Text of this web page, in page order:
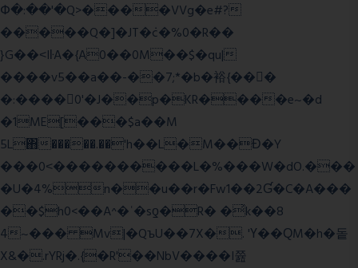
Փ�:��'�Q>����VVg�e#?
�����Q�]�JT�݁c�%0�R��
}G��˂IŀA�{A0��0M��$�qu|
����v5��a��-��7;*�b�裕{���ً
�:����0'�J��p�KR����e~�d
�1ME[���$a��M
5L΋�����.��'h��L�M��Ɖ�Y
���0˂����������L�%���W�dO.���
�U�4%n��u��r�Fw1��2Ɠ�C�A���
��$h0<��A^�ʿ�sƍ�R� �͗k��8
4~��� Mv|�QъU��7X�. 'Ү��ԚM�h�돝
X&�.rYRj�.{�R'��NbV����I쯆